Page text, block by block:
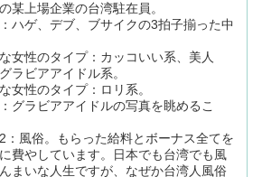
某上場企業の台湾駐在員。
ハゲ、デブ、ブサイクの3拍子揃った中
女性のタイプ：カッコいい系、美人
ラビアアイドル系。
女性のタイプ：ロリ系。
グラビアアイドルの写真を眺めるこ
：風俗。もらった給料とボーナス全てを
費やしています。日本でも台湾でも風
まいな人生ですが、なぜか台湾人風俗